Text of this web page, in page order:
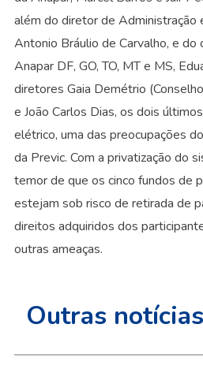
além do diretor de Administração
Antonio Bráulio de Carvalho, e do
Anapar DF, GO, TO, MT e MS,
diretores Gaia Demétrio
e João Carlos Dias, os dois
elétrico, uma das preocupações
da Previc. Com a privatização do
temor de que os cinco fundos de
estejam sob risco de retirada de
direitos adquiridos dos
outras ameaças.
Outras notícias